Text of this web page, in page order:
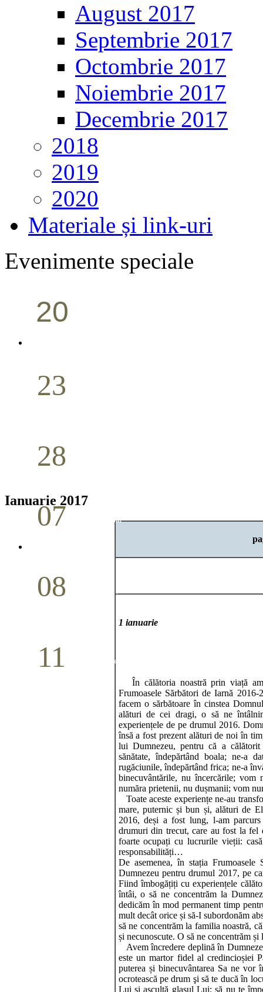
August 2017
Septembrie 2017
Octombrie 2017
Noiembrie 2017
Decembrie 2017
2018
2019
2020
Materiale și link-uri
Evenimente speciale
20
23
28
07 Cina Domnului
08
11 Conferință pastorală (Detroit)
Ianuarie 2017
1 ianuarie
În călătoria noastră prin viață
Frumoasele Sărbători de Iarnă
facem o sărbătoare în cinstea
alături de cei dragi, o să ne
experiențele de pe drumul 2016.
însă a fost prezent alături de noi în
lui Dumnezeu, pentru că a
sănătate, îndepărtând boala; ne-a
rugăciunile, îndepărtând frica; ne-a
binecuvântările, nu încercările;
număra prietenii, nu dușmanii; vom
Toate aceste experiențe ne-au
mare, puternic și bun și, alături de
2016, deși a fost lung, l-am
drumuri din trecut, care au fost la fel
foarte ocupați cu lucrurile vieții:
responsabilități…
De asemenea, în stația
Dumnezeu pentru drumul 2017, pe
Fiind îmbogățiți cu experiențele
întâi, o să ne concentrăm la
dedicăm în mod permanent timp
mult decât orice și să-I subordonăm
să ne concentrăm la familia noastră,
și necunoscute. O să ne concentrăm
Avem încredere deplină în
este un martor fidel al credincioșiei
puterea și binecuvântarea Sa ne
ocrotească pe drum şi să te ducă în
Lui şi ascultă glasul Lui; să nu te